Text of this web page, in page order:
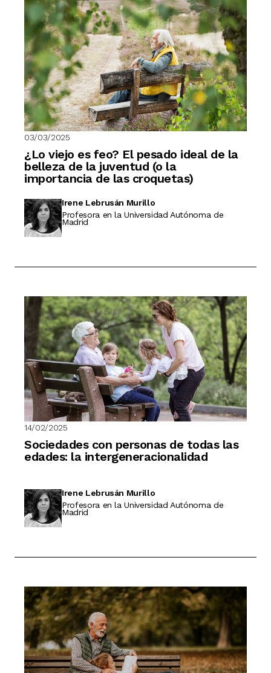
03/03/2025
¿Lo viejo es feo? El pesado ideal de la
belleza de la juventud (o la
importancia de las croquetas)
Irene Lebrusán Murillo
Profesora en la Universidad Autónoma de
Madrid
14/02/2025
Sociedades con personas de todas las
edades: la intergeneracionalidad
Irene Lebrusán Murillo
Profesora en la Universidad Autónoma de
Madrid